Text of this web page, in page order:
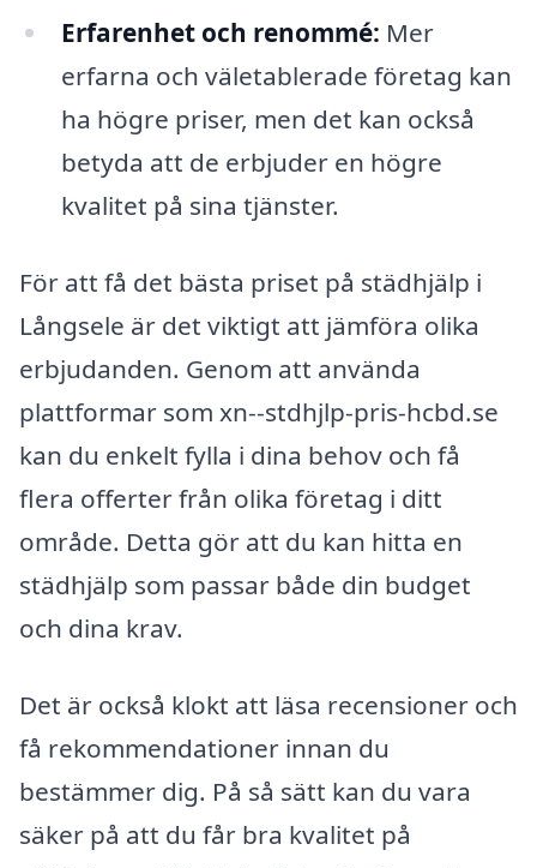
Erfarenhet och renommé: Mer
erfarna och väletablerade företag kan
ha högre priser, men det kan också
betyda att de erbjuder en högre
kvalitet på sina tjänster.
För att få det bästa priset på städhjälp i
Långsele är det viktigt att jämföra olika
erbjudanden. Genom att använda
plattformar som xn--stdhjlp-pris-hcbd.se
kan du enkelt fylla i dina behov och få
flera offerter från olika företag i ditt
område. Detta gör att du kan hitta en
städhjälp som passar både din budget
och dina krav.
Det är också klokt att läsa recensioner och
få rekommendationer innan du
bestämmer dig. På så sätt kan du vara
säker på att du får bra kvalitet på